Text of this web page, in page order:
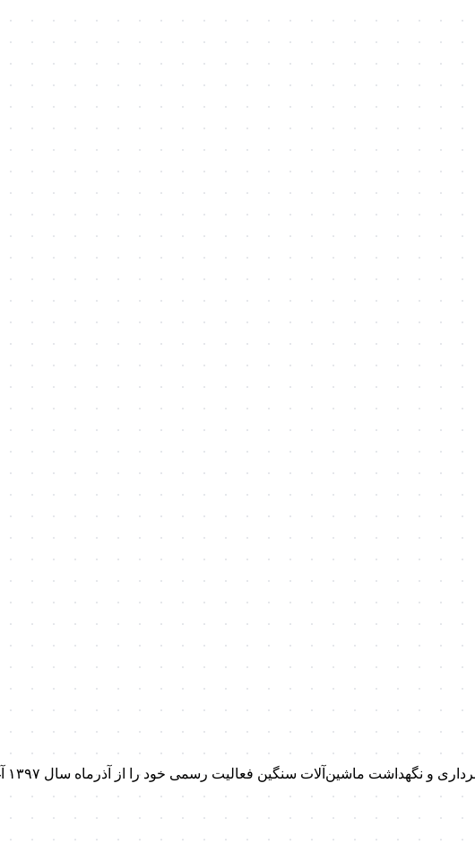
و نگهداشت ماشین‌آلات سنگین فعالیت رسمی خود را از آذرماه سال ۱۳۹۷ آغاز کرد.